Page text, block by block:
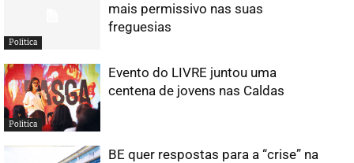
Política
mais permissivo nas suas
freguesias
Política
Evento do LIVRE juntou uma
centena de jovens nas Caldas
BE quer respostas para a “crise” na